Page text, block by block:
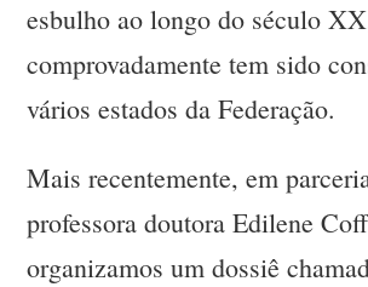
esbulho ao longo do século
comprovadamente tem sido
vários estados da Federação.
Mais recentemente, em
professora doutora Edilene
organizamos um dossiê